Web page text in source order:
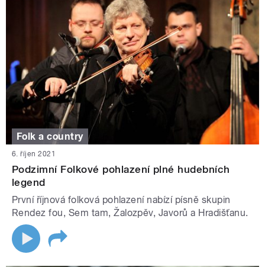
Folk a country
6. říjen 2021
Podzimní Folkové pohlazení plné hudebních
legend
První říjnová folková pohlazení nabízí písně skupin
Rendez fou, Sem tam, Žalozpěv, Javorů a Hradišťanu.